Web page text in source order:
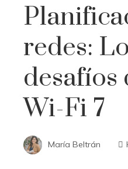
redes:
desafíos
Wi-Fi 7
María Beltrán